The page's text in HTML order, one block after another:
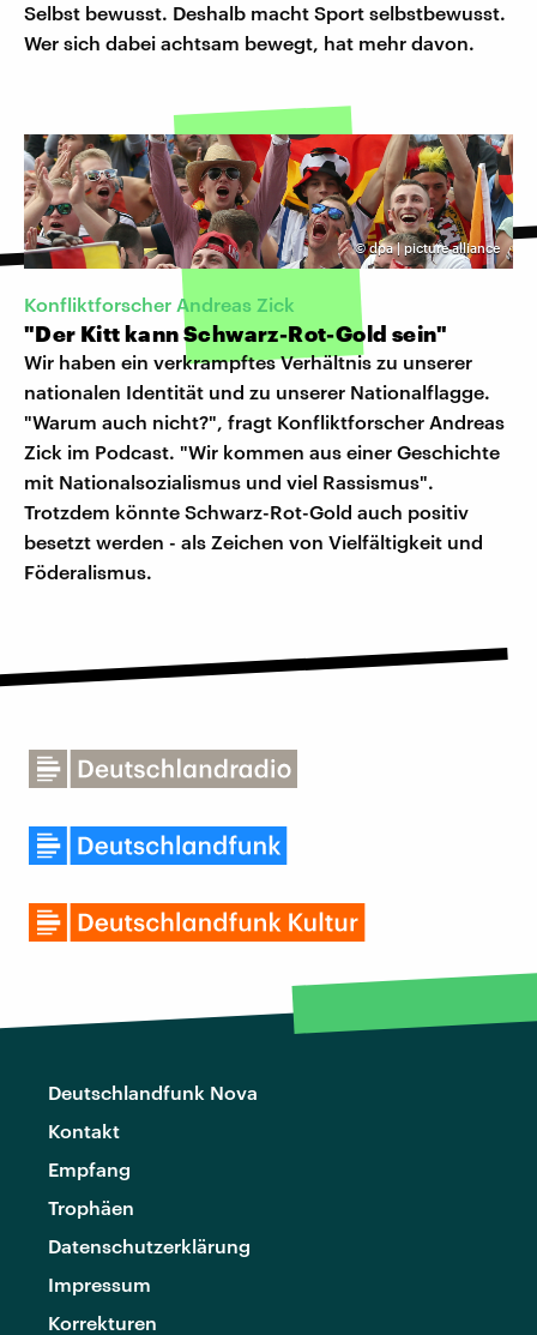
Selbst bewusst. Deshalb macht Sport selbstbewusst.
Wer sich dabei achtsam bewegt, hat mehr davon.
©dpa | picture alliance
Konfliktforscher Andreas Zick
"Der Kitt kann Schwarz-Rot-Gold sein"
Wir haben ein verkrampftes Verhältnis zu unserer
nationalen Identität und zu unserer Nationalflagge.
"Warum auch nicht?", fragt Konfliktforscher Andreas
Zick im Podcast. "Wir kommen aus einer Geschichte
mit Nationalsozialismus und viel Rassismus".
Trotzdem könnte Schwarz-Rot-Gold auch positiv
besetzt werden - als Zeichen von Vielfältigkeit und
Föderalismus.
Deutschlandfunk Nova
Kontakt
Empfang
Trophäen
Datenschutzerklärung
Impressum
Korrekturen